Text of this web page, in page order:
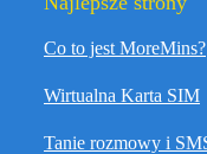
Co to jest MoreMins?
Wirtualna Karta SIM
Tanie rozmowy i